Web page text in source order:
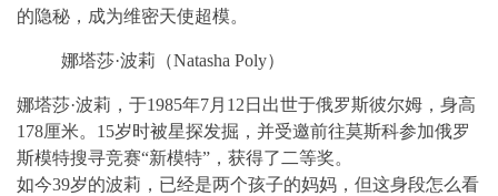
的隐秘，成为维密天使超模。
娜塔莎·波莉（Natasha Poly）
娜塔莎·波莉，于1985年7月12日出世于俄罗斯彼尔姆，身高
178厘米。15岁时被星探发掘，并受邀前往莫斯科参加俄罗
斯模特搜寻竞赛“新模特”，获得了二等奖。
如今39岁的波莉，已经是两个孩子的妈妈，但这身段怎么看